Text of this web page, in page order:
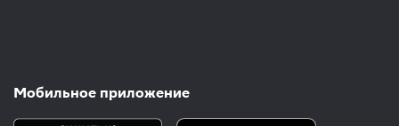
Мобильное приложение